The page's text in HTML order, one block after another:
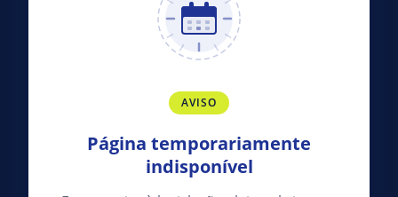
AVISO
Página temporariamente
indisponível